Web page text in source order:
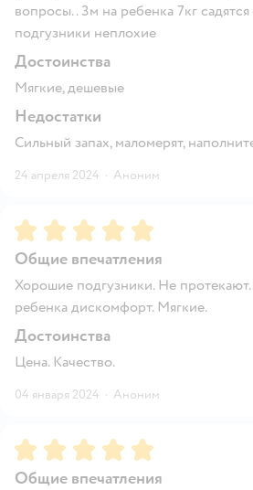
вопросы.. 3м на ребенка 7кг
подгузники неплохие
Достоинства
Мягкие, дешевые
Недостатки
Сильный запах, маломерят,
24 апреля 2024 · Аноним
Рейтинг:5
Общие впечатления
Хорошие подгузники. Не
ребенка дискомфорт. Мягкие.
Достоинства
Цена. Качество.
04 января 2024 · Аноним
Рейтинг:5
Общие впечатления